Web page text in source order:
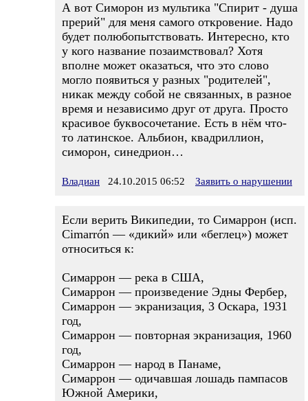
А вот Симорон из мультика "Спирит - душа
прерий" для меня самого откровение. Надо
будет полюбопытствовать. Интересно, кто
у кого название позаимствовал? Хотя
вполне может оказаться, что это слово
могло появиться у разных "родителей",
никак между собой не связанных, в разное
время и независимо друг от друга. Просто
красивое буквосочетание. Есть в нём что-
то латинское. Альбион, квадриллион,
симорон, синедрион…
Владиан 24.10.2015 06:52 Заявить о нарушении
Если верить Википедии, то Симаррон (исп.
Cimarrón — «дикий» или «беглец») может
относиться к:
Симаррон — река в США,
Симаррон — произведение Эдны Фербер,
Симаррон — экранизация, 3 Оскара, 1931
год,
Симаррон — повторная экранизация, 1960
год,
Симаррон — народ в Панаме,
Симаррон — одичавшая лошадь пампасов
Южной Америки,